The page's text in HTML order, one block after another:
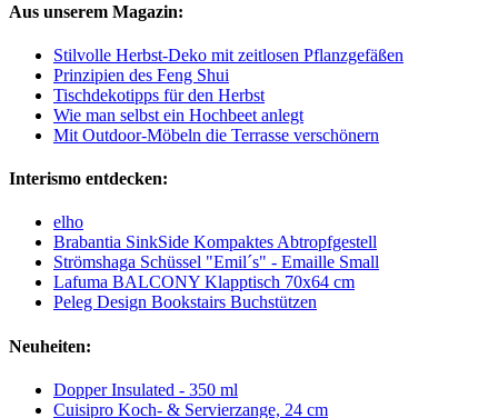
Aus unserem Magazin:
Stilvolle Herbst-Deko mit zeitlosen Pflanzgefäßen
Prinzipien des Feng Shui
Tischdekotipps für den Herbst
Wie man selbst ein Hochbeet anlegt
Mit Outdoor-Möbeln die Terrasse verschönern
Interismo entdecken:
elho
Brabantia SinkSide Kompaktes Abtropfgestell
Strömshaga Schüssel "Emil´s" - Emaille Small
Lafuma BALCONY Klapptisch 70x64 cm
Peleg Design Bookstairs Buchstützen
Neuheiten:
Dopper Insulated - 350 ml
Cuisipro Koch- & Servierzange, 24 cm